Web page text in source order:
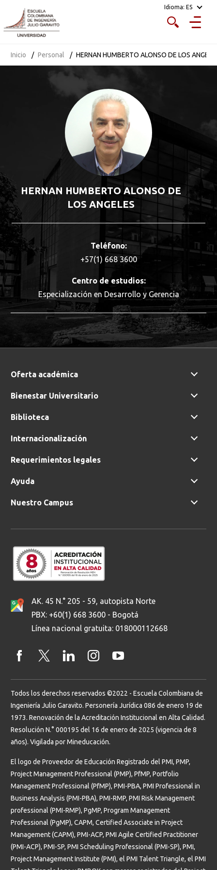
Idioma: ES
Inicio Personal HERNAN HUMBERTO ALONSO DE LOS
HERNAN HUMBERTO ALONSO DE
LOS ANGELES
Teléfono:
+57(1) 668 3600
Centro de estudios:
Especialización en Desarrollo y Gerencia
Busca en la escuela
Buscar en: *
Ordenar por:
Buscar
Oferta académica
Bienestar Universitario
Biblioteca
Internacionalización
Requerimientos legales
Ayuda
Nuestro Campus
AK. 45 N.° 205 - 59, autopista Norte
PBX: +60(1) 668 3600 - Bogotá
Línea nacional gratuita: 018000112668
Todos los derechos reservados ©2022 - Escuela Colombiana de
Ingeniería Julio Garavito. Personería Jurídica 086 de enero 19 de
1973. Renovación de la Acreditación Institucional en Alta Calidad.
Resolución N.° 000195 del 16 de enero de 2025 (vigencia de 8
años). Vigilada por Mineducación.
El logo de Proveedor de Educación Registrado del PMI, PMP,
Project Management Professional (PMP), PfMP, Portfolio
Management Professional (PfMP), PMI-PBA, PMI Professional in
Business Analysis (PMI-PBA), PMI-RMP, PMI Risk Management
professional (PMI-RMP), PgMP, Program Management
Professional (PgMP), CAPM, Certified Associate in Project
Management (CAPM), PMI-ACP, PMI Agile Certified Practitioner
(PMI-ACP), PMI-SP, PMI Scheduling Professional (PMI-SP), PMI,
Project Management Institute (PMI), el PMI Talent Triangle, el PMI